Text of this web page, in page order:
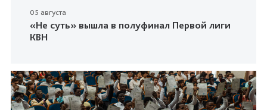
05 августа
«Не суть» вышла в полуфинал Первой лиги
КВН